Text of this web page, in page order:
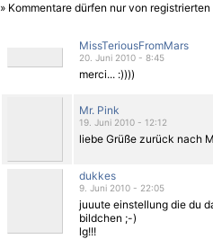
» Kommentare dürfen nur von
MissTeriousFromMars
20. Juni 2010 - 8:45
merci... :))))
Mr. Pink
19. Juni 2010 - 12:12
liebe Grüße zurück nach
dukkes
9. Juni 2010 - 22:05
juuute einstellung die du
bildchen ;-)
lg!!!